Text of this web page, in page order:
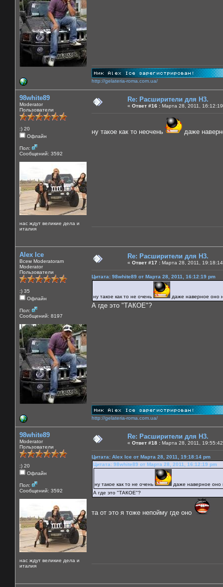
http://gelateria-roma.com.ua/
98white89
Moderator
Пользователи
:) 20
Офлайн
Пол:
Сообщений: 3592
нас ждут великие дела и
италия
Re: Расширители для Н3.
« Ответ #16 : Марта 28, 2011,
ну такое как то неочень даже
Alex Ice
Всем Moderatoram
Moderator
Пользователи
:) 35
Офлайн
Пол:
Сообщений: 8197
Re: Расширители для Н3.
« Ответ #17 : Марта 28, 2011,
Цитата: 98white89 от Марта 28, 2011, 16:12:19 pm
ну такое как то не очень даже наверное
А где это "ТАКОЕ"?
http://gelateria-roma.com.ua/
98white89
Moderator
Пользователи
:) 20
Офлайн
Пол:
Сообщений: 3592
нас ждут великие дела и
италия
Re: Расширители для Н3.
« Ответ #18 : Марта 28, 2011,
Цитата: Alex Ice от Марта 28, 2011, 19:18:14 pm
Цитата: 98white89 от Марта 28, 2011, 16:12:19 pm
ну такое как то не очень
даже наверное
А где это "ТАКОЕ"?
та от это я тоже непойму где оно